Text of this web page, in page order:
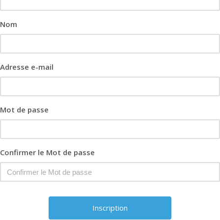
Nom
Adresse e-mail
Mot de passe
Confirmer le Mot de passe